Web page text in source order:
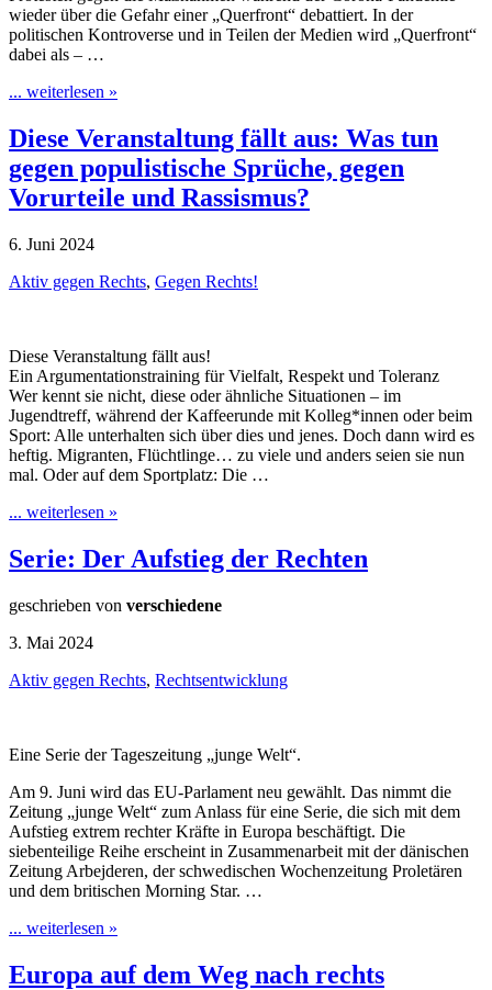
wieder über die Gefahr einer „Querfront“ debattiert. In der
politischen Kontroverse und in Teilen der Medien wird „Querfront“
dabei als – …
... weiterlesen »
Diese Veranstaltung fällt aus: Was tun
gegen populistische Sprüche, gegen
Vorurteile und Rassismus?
6. Juni 2024
Aktiv gegen Rechts, Gegen Rechts!
Diese Veranstaltung fällt aus!
Ein Argumentationstraining für Vielfalt, Respekt und Toleranz
Wer kennt sie nicht, diese oder ähnliche Situationen – im
Jugendtreff, während der Kaffeerunde mit Kolleg*innen oder beim
Sport: Alle unterhalten sich über dies und jenes. Doch dann wird es
heftig. Migranten, Flüchtlinge… zu viele und anders seien sie nun
mal. Oder auf dem Sportplatz: Die …
... weiterlesen »
Serie: Der Aufstieg der Rechten
geschrieben von verschiedene
3. Mai 2024
Aktiv gegen Rechts, Rechtsentwicklung
Eine Serie der Tageszeitung „junge Welt“.
Am 9. Juni wird das EU-Parlament neu gewählt. Das nimmt die
Zeitung „junge Welt“ zum Anlass für eine Serie, die sich mit dem
Aufstieg extrem rechter Kräfte in Europa beschäftigt. Die
siebenteilige Reihe erscheint in Zusammenarbeit mit der dänischen
Zeitung Arbejderen, der schwedischen Wochenzeitung Proletären
und dem britischen Morning Star. …
... weiterlesen »
Europa auf dem Weg nach rechts